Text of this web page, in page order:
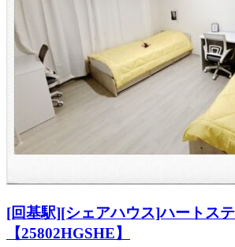
[回基駅][シェアハウス]ハートス
【25802HGSHE】